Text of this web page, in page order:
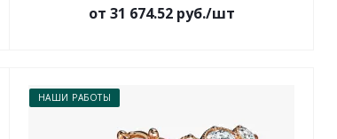
от 31 674.52 руб./шт
НАШИ РАБОТЫ